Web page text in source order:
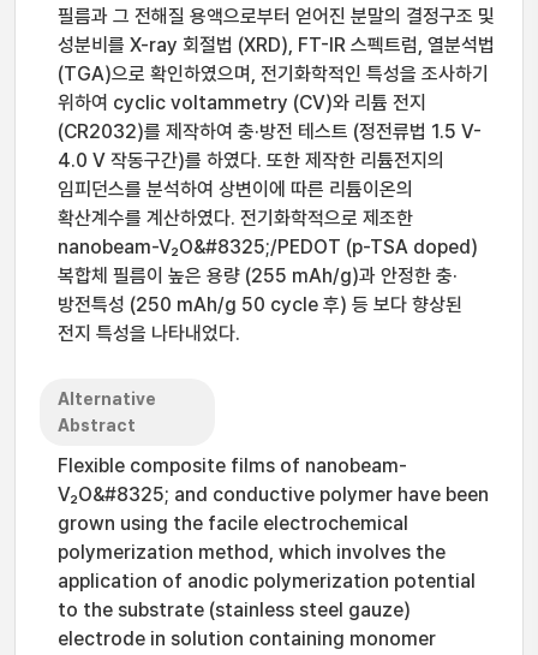
필름과 그 전해질 용액으로부터 얻어진 분말의 결정구조 및
성분비를 X-ray 회절법 (XRD), FT-IR 스펙트럼, 열분석법
(TGA)으로 확인하였으며, 전기화학적인 특성을 조사하기
위하여 cyclic voltammetry (CV)와 리튬 전지
(CR2032)를 제작하여 충·방전 테스트 (정전류법 1.5 V-
4.0 V 작동구간)를 하였다. 또한 제작한 리튬전지의
임피던스를 분석하여 상변이에 따른 리튬이온의
확산계수를 계산하였다. 전기화학적으로 제조한
nanobeam-V₂O&#8325;/PEDOT (p-TSA doped)
복합체 필름이 높은 용량 (255 mAh/g)과 안정한 충·
방전특성 (250 mAh/g 50 cycle 후) 등 보다 향상된
전지 특성을 나타내었다.
Alternative
Abstract
Flexible composite films of nanobeam-
V₂O&#8325; and conductive polymer have been
grown using the facile electrochemical
polymerization method, which involves the
application of anodic polymerization potential
to the substrate (stainless steel gauze)
electrode in solution containing monomer